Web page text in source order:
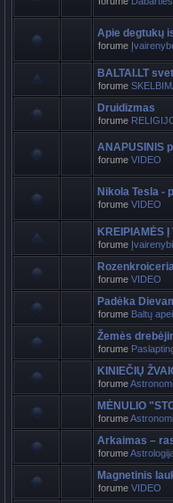
Apie degtukų
forume
BALTAI.LT
forume
Druidizmas
forume
ANAPUSINIS
forume VIDEO
Nikola Tesla -
forume VIDEO
KREIPIAMĖS
forume
forume VIDEO
Padėka
forume Baltų
Žemės
forume
KINIEČIŲ
forume
MĖNULIO
forume
Arkaimas –
forume
Magnetinis
forume VIDEO